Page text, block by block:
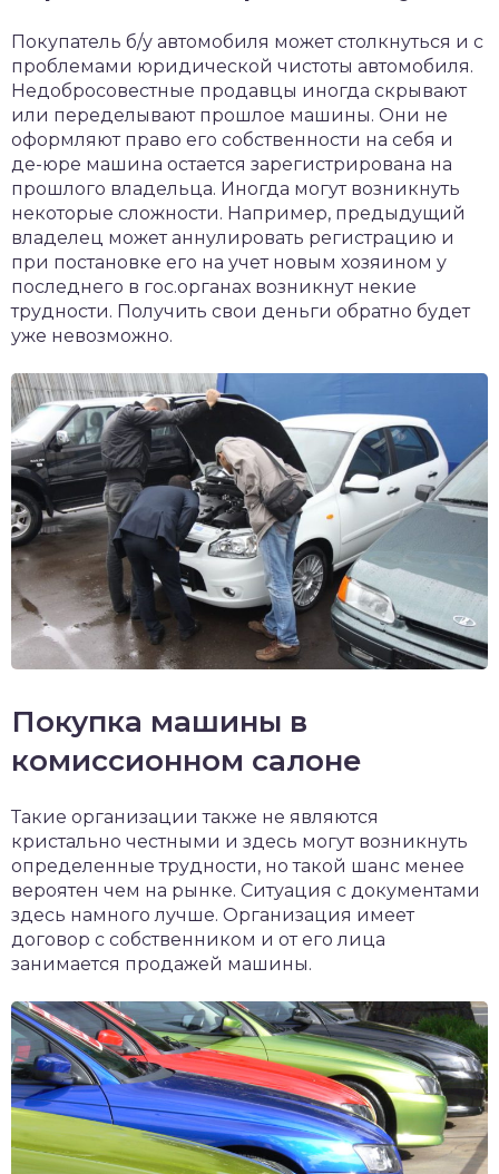
Покупатель б/у автомобиля может столкнуться и с
проблемами юридической чистоты автомобиля.
Недобросовестные продавцы иногда скрывают
или переделывают прошлое машины. Они не
оформляют право его собственности на себя и
де-юре машина остается зарегистрирована на
прошлого владельца. Иногда могут возникнуть
некоторые сложности. Например, предыдущий
владелец может аннулировать регистрацию и
при постановке его на учет новым хозяином у
последнего в гос.органах возникнут некие
трудности. Получить свои деньги обратно будет
уже невозможно.
Покупка машины в
комиссионном салоне
Такие организации также не являются
кристально честными и здесь могут возникнуть
определенные трудности, но такой шанс менее
вероятен чем на рынке. Ситуация с документами
здесь намного лучше. Организация имеет
договор с собственником и от его лица
занимается продажей машины.